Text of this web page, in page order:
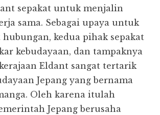
sepakat untuk menjalin
sama. Sebagai upaya untuk
kedua pihak sepakat
kebudayaan, dan tampaknya
Eldant sangat tertarik
Jepang yang bernama
Oleh karena itulah
Jepang berusaha